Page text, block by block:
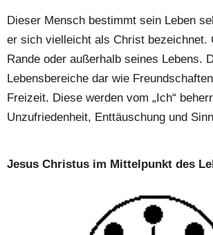
Dieser Mensch bestimmt sein Leben
er sich vielleicht als Christ bezeichnet.
Rande oder außerhalb seines Lebens.
Lebensbereiche dar wie
Freizeit. Diese werden vom „Ich“
Unzufriedenheit, Enttäuschung und
Jesus Christus im Mittelpunkt des